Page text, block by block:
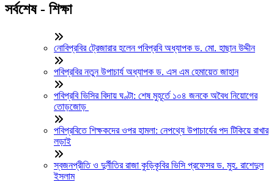
সর্বশেষ - শিক্ষা
নোবিপ্রবির ট্রেজারার হলেন পবিপ্রবি অধ্যাপক ড. মো. হাছান উদ্দীন
পবিপ্রবির নতুন উপাচার্য অধ্যাপক ড. এস এম হেমায়েত জাহান
পবিপ্রবি ভিসির বিদায় ঘণ্টা: শেষ মুহূর্তে ১০৪ জনকে অবৈধ নিয়োগের
তোড়জোড়
পবিপ্রবিতে শিক্ষকদের ওপর হামলা: নেপথ্যে উপাচার্যের পদ টিকিয়ে রাখার
লড়াই
স্বজনপ্রীতি ও দুর্নীতির রাজা কুড়িকৃবির ভিসি প্রফেসর ড. মুহ. রাশেদুল
ইসলাম